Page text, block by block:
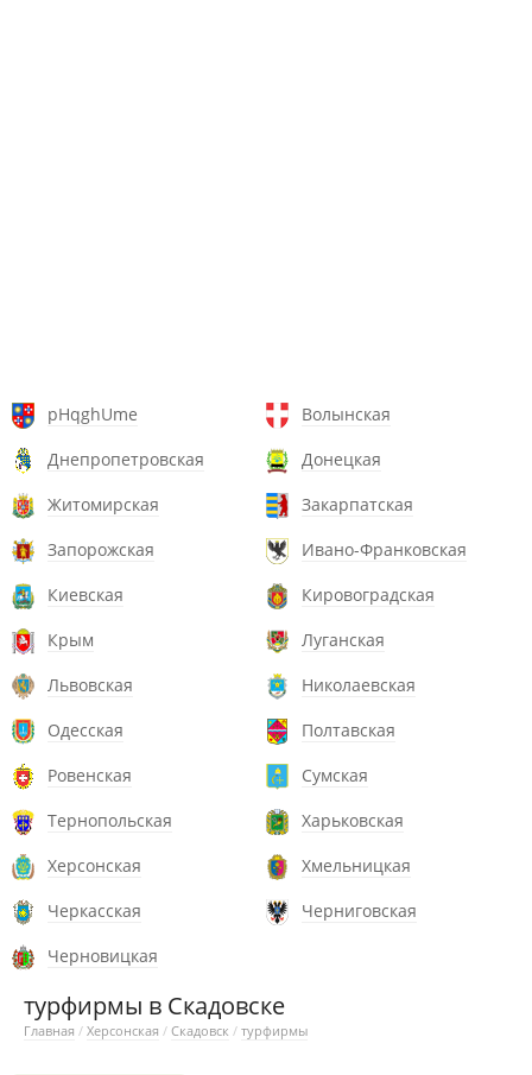
pHqghUme
Волынская
Днепропетровская
Донецкая
Житомирская
Закарпатская
Запорожская
Ивано-Франковская
Киевская
Кировоградская
Крым
Луганская
Львовская
Николаевская
Одесская
Полтавская
Ровенская
Сумская
Тернопольская
Харьковская
Херсонская
Хмельницкая
Черкасская
Черниговская
Черновицкая
турфирмы в Скадовске
Главная / Херсонская / Скадовск / турфирмы